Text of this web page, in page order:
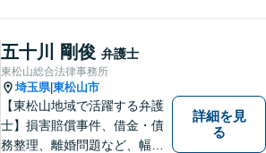
意匠登録など弁理士業務も、
幅広く対応。地域に根ざした
法律事務所／特許事務所を目
指しています。お気軽にご相
談ください。
五十川 剛俊 弁護士
東松山総合法律事務所
埼玉県|東松山市
【東松山地域で活躍する弁護
士】損害賠償事件、借金・債
務整理、離婚問題など、幅広
詳細を見
る